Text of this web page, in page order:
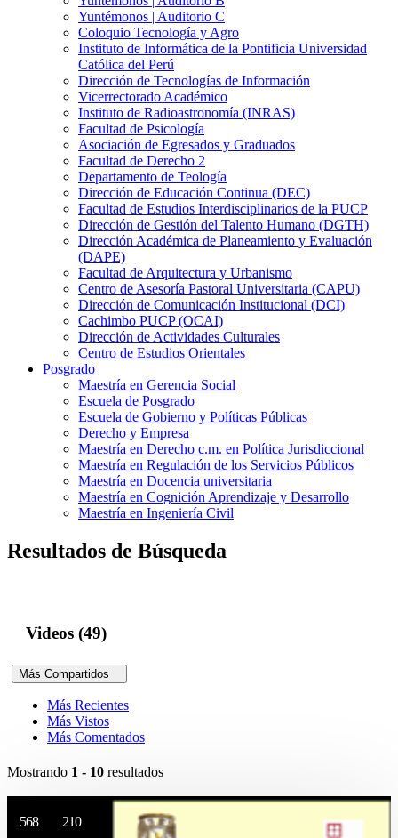
Yuntémonos | Auditorio C
Coloquio Tecnología y Agro
Instituto de Informática de la Pontificia Universidad
Católica del Perú
Dirección de Tecnologías de Información
Vicerrectorado Académico
Instituto de Radioastronomía (INRAS)
Facultad de Psicología
Asociación de Egresados y Graduados
Facultad de Derecho 2
Departamento de Teología
Dirección de Educación Continua (DEC)
Facultad de Estudios Interdisciplinarios de la PUCP
Dirección de Gestión del Talento Humano (DGTH)
Dirección Académica de Planeamiento y Evaluación
(DAPE)
Facultad de Arquitectura y Urbanismo
Centro de Asesoría Pastoral Universitaria (CAPU)
Dirección de Comunicación Institucional (DCI)
Cachimbo PUCP (OCAI)
Dirección de Actividades Culturales
Centro de Estudios Orientales
Posgrado
Maestría en Gerencia Social
Escuela de Posgrado
Escuela de Gobierno y Políticas Públicas
Derecho y Empresa
Maestría en Derecho c.m. en Política Jurisdiccional
Maestría en Regulación de los Servicios Públicos
Maestría en Docencia universitaria
Maestría en Cognición Aprendizaje y Desarrollo
Maestría en Ingeniería Civil
Resultados de Búsqueda
Videos (49)
Más Compartidos
Más Recientes
Más Vistos
Más Comentados
Mostrando 1 - 10 resultados
568 210